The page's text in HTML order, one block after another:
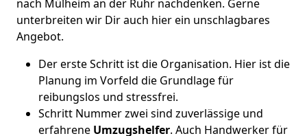
nach Mülheim an der Ruhr nachdenken. Gerne
unterbreiten wir Dir auch hier ein unschlagbares
Angebot.
Der erste Schritt ist die Organisation. Hier ist die
Planung im Vorfeld die Grundlage für
reibungslos und stressfrei.
Schritt Nummer zwei sind zuverlässige und
erfahrene Umzugshelfer. Auch Handwerker für